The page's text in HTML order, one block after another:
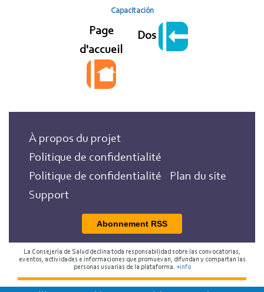
Capacitación
Page
d'accueil
Dos
À propos du projet
Politique de confidentialité
Politique de confidentialité
Plan du site
Support
Abonnement RSS
La Consejería de Salud declina toda responsabilidad sobre las convocatorias,
eventos, actividades e informaciones que promuevan, difundan y compartan las
personas usuarias de la plataforma. +info